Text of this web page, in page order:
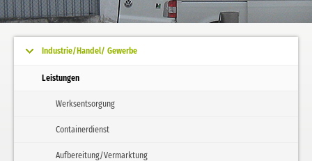
Industrie/Handel/ Gewerbe
Leistungen
Werksentsorgung
Containerdienst
Aufbereitung/Vermarktung